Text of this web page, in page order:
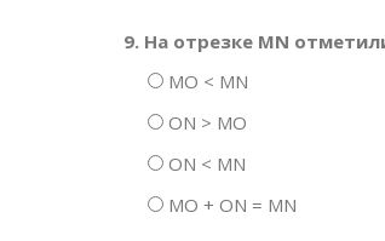
9. На отрезке MN
MO < MN
ON > MO
ON < MN
MO + ON = MN